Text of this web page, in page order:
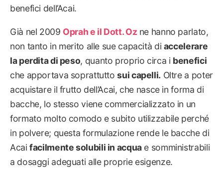
benefici dell’Acai.
Già nel 2009 Oprah e il Dott. Oz ne hanno parlato,
non tanto in merito alle sue capacità di accelerare
la perdita di peso, quanto proprio circa i benefici
che apportava soprattuttosui capelli. Oltre a poter
acquistare il frutto dell’Acai, che nasce in forma di
bacche, lo stesso viene commercializzato in un
formato molto comodo e subito utilizzabile perché
in polvere; questa formulazione rende le bacche di
Acaifacilmente solubili in acquae somministrabili
a dosaggi adeguati alle proprie esigenze.